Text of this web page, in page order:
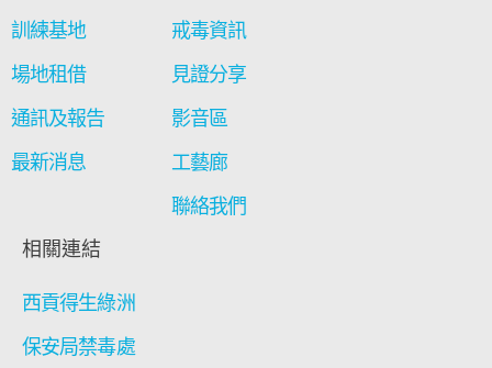
訓練基地
場地租借
通訊及報告
最新消息
戒毒資訊
見證分享
影音區
工藝廊
聯絡我們
相關連結
西貢得生綠洲
保安局禁毒處